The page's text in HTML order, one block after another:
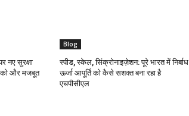
नए सुरक्षा
और मजबूत
Blog
स्पीड, स्केल, सिंक्रोनाइज़ेशन: पूरे भारत में निर्बाध
ऊर्जा आपूर्ति को कैसे सशक्त बना रहा है
एचपीसीएल